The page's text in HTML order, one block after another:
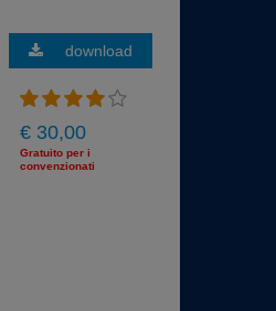
download
€ 30,00
Gratuito per i
convenzionati